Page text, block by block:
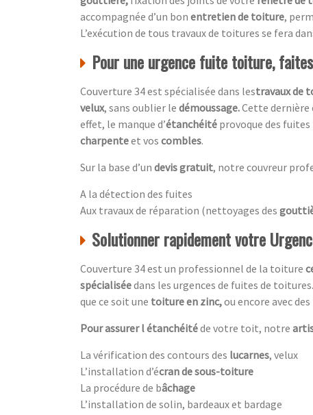
accompagnée d’un bon entretien de toiture,
L’exécution de tous travaux de toitures se fera
Pour une urgence fuite toiture,
Couverture 34 est spécialisée dans lestravaux de
velux, sans oublier le démoussage.Cette dernière
effet, le manque d’étanchéité provoque des
charpenteet vos combles.
Sur la base d’un devis gratuit, notre couvreur
A la détection des fuites
Aux travaux de réparation (nettoyages des
Solutionner rapidement votre
Couverture 34 est un professionnel de la toiture c
spécialiséedans les urgences de fuites de
que ce soit une toiture en zinc,ou encore avec des
Pour assurer l étanchéitéde votre toit, notre
La vérification des contours des lucarnes, velux
L’installation d’écran de sous-toiture
La procédure de bâchage
L’installation de solin, bardeaux et bardage